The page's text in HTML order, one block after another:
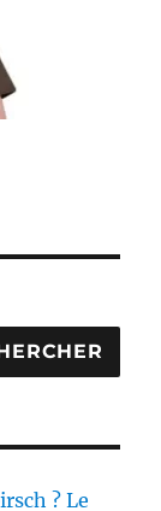
? Le